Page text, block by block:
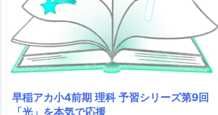
早稲アカ小4前期 理科 予習シリーズ第9回
「光」を本気で応援